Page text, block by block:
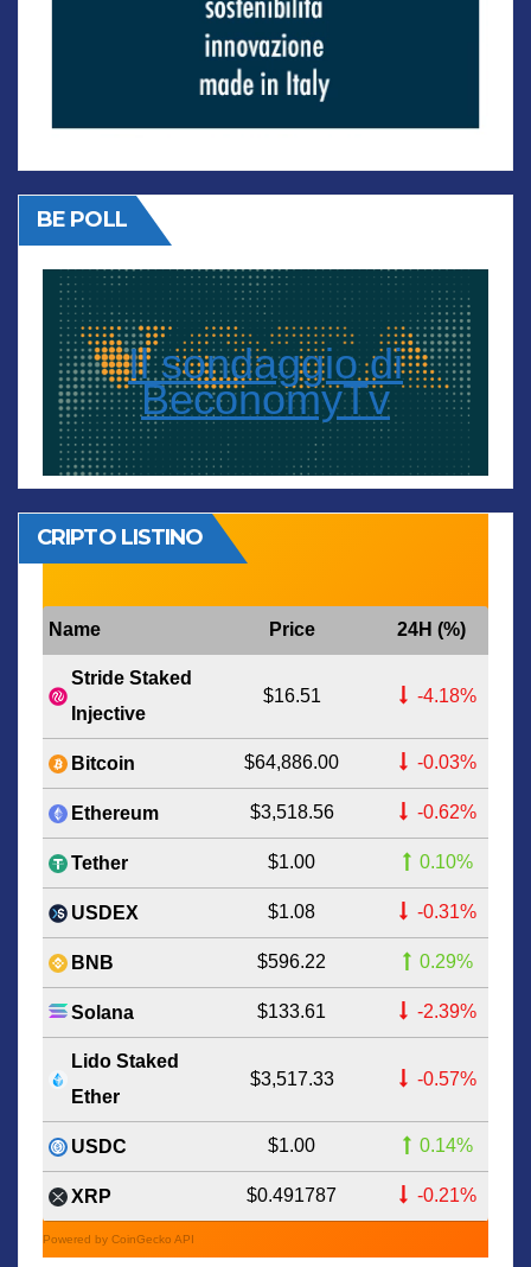
BE POLL
Il sondaggio di
BeconomyTv
CRIPTO LISTINO
Name Price 24H (%)
Stride Staked
Injective
$16.51 -4.18%
Bitcoin $64,886.00 -0.03%
Ethereum $3,518.56 -0.62%
Tether $1.00 0.10%
USDEX $1.08 -0.31%
BNB $596.22 0.29%
Solana $133.61 -2.39%
Lido Staked
Ether
$3,517.33 -0.57%
USDC $1.00 0.14%
XRP $0.491787 -0.21%
Powered by CoinGecko API